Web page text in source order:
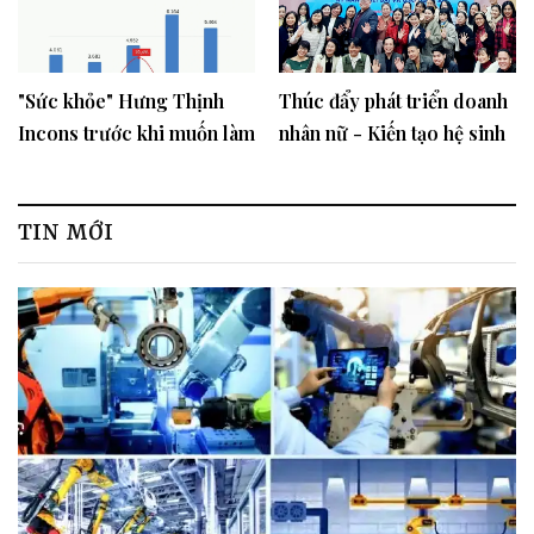
"Sức khỏe" Hưng Thịnh
Incons trước khi muốn làm
Thúc đẩy phát triển doanh
nhân nữ - Kiến tạo hệ sinh
TIN MỚI